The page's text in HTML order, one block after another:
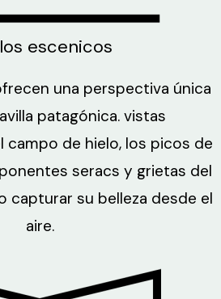
escenicos
una perspectiva única
patagónica. vistas
campo de hielo, los picos de
seracs y grietas del
capturar su belleza desde el
aire.